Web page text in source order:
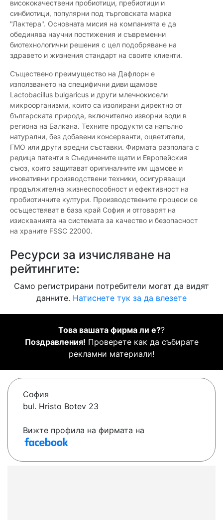
висококачествени пробиотици, пребиотици и
синбиотици, популярни под търговската марка
"Лактера". Основната мисия на компанията е да
обединява научни постижения и съвременни
биотехнологични решения с цел подобряване на
здравето и жизнения стандарт на своите клиенти.
Съществено преимущество на Дафлорн е
използването на специфични диви щамове
Lactobacillus bulgaricus и други млечнокисели
микроорганизми, които са изолирани директно от
българската природа, включително изворни води в
региона на Балкана. Техните продукти са напълно
натурални, без добавени консерванти, оцветители,
ГМО или други вредни съставки. Фирмата разполага с
редица патенти в Съединените щати и Европейския
съюз, които защитават оригиналните им щамове и
иновативни производствени техники, осигуряващи
продължителна жизнеспособност и ефективност на
пробиотичните култури. Производствените процеси се
осъществяват в база край София и отговарят на
изискванията на системата за качество и безопасност
на храните FSSC 22000.
Ресурси за изчисляване на
рейтингите:
Само регистрирани потребители могат да видят
данните. Натиснете тук за да влезете
Това вашата фирма ли е??
Поздравления! Проверете как да събирате
рекламни материали!
София
bul. Hristo Botev 23
Вижте профила на фирмата на